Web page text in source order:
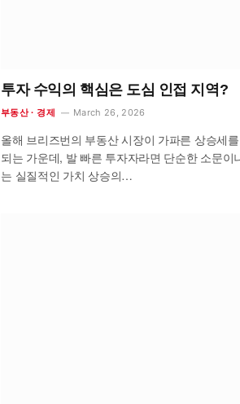
투자 수익의 핵심은 도심 인접 지역?
부동산 · 경제 March 26, 2026
올해 브리즈번의 부동산 시장이 가파른 상승세
되는 가운데, 발 빠른 투자자라면 단순한 소문이
는 실질적인 가치 상승의…